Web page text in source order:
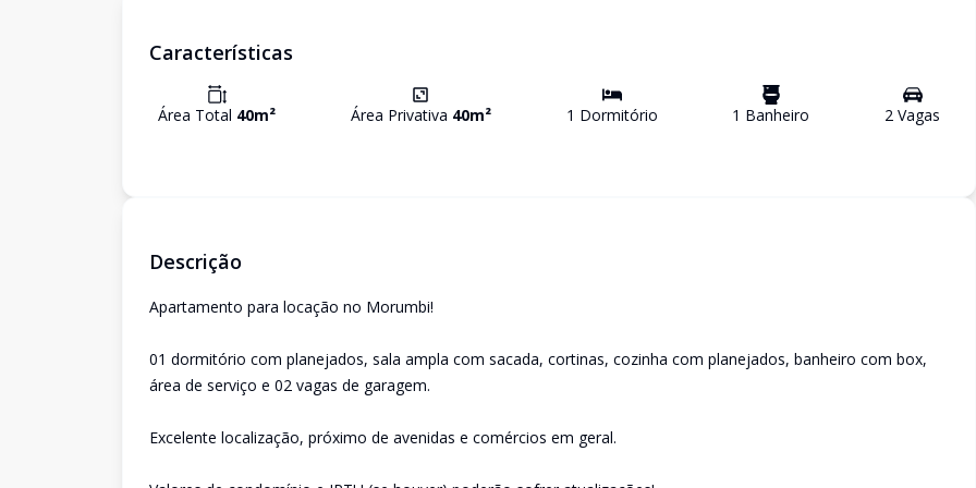
Características
Área Total 40m² Área Privativa 40m² 1 Dormitório 1 Banheiro 2 Vagas
Descrição
Apartamento para locação no Morumbi!
01 dormitório com planejados, sala ampla com sacada, cortinas, cozinha com planejados, banheiro com box,
área de serviço e 02 vagas de garagem.
Excelente localização, próximo de avenidas e comércios em geral.